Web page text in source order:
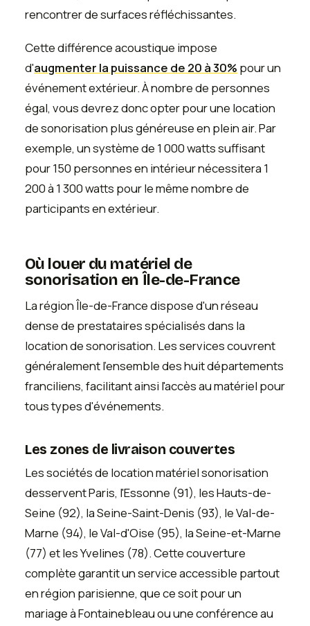
rencontrer de surfaces réfléchissantes.
Cette différence acoustique impose
d'augmenter la puissance de 20 à 30% pour un
événement extérieur. À nombre de personnes
égal, vous devrez donc opter pour une location
de sonorisation plus généreuse en plein air. Par
exemple, un système de 1 000 watts suffisant
pour 150 personnes en intérieur nécessitera 1
200 à 1 300 watts pour le même nombre de
participants en extérieur.
Où louer du matériel de
sonorisation en Île-de-France
La région Île-de-France dispose d'un réseau
dense de prestataires spécialisés dans la
location de sonorisation. Les services couvrent
généralement l'ensemble des huit départements
franciliens, facilitant ainsi l'accès au matériel pour
tous types d'événements.
Les zones de livraison couvertes
Les sociétés de location matériel sonorisation
desservent Paris, l'Essonne (91), les Hauts-de-
Seine (92), la Seine-Saint-Denis (93), le Val-de-
Marne (94), le Val-d'Oise (95), la Seine-et-Marne
(77) et les Yvelines (78). Cette couverture
complète garantit un service accessible partout
en région parisienne, que ce soit pour un
mariage à Fontainebleau ou une conférence au